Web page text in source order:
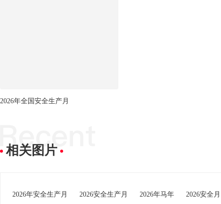
2026年全国安全生产月
相关图片
2026年安全生产月 2026安全生产月 2026年马年 2026安全月